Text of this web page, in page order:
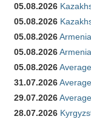
05.08.2026
05.08.2026
05.08.2026
05.08.2026
05.08.2026
31.07.2026
29.07.2026
28.07.2026